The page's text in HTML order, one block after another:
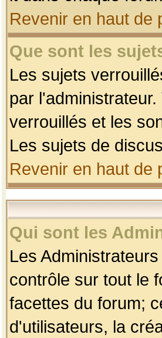
Revenir en haut de
Que sont les
Les sujets
par
verrouillés et les
Les sujets de
Revenir en haut de
Qui sont les
Les
contrôle sur tout le
facettes du forum;
d'utilisateurs, la